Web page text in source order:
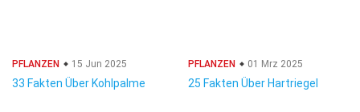
PFLANZEN 15 Jun 2025
33 Fakten Über Kohlpalme
PFLANZEN 01 Mrz 2025
25 Fakten Über Hartriegel